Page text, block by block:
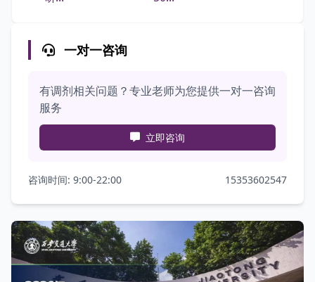
一对一咨询
有调剂相关问题？专业老师为您提供一对一咨询
服务
立即咨询
咨询时间: 9:00-22:00 15353602547